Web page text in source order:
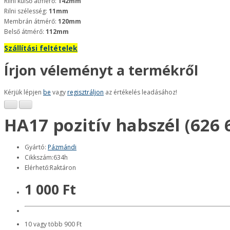
Rilni szélesség: 11mm
Membrán átmérő: 120mm
Belső átmérő: 112mm
Szállítási feltételek
Írjon véleményt a termékről
Kérjük lépjen be vagyregisztráljon az értékelés leadásához!
HA17 pozitív habszél (626
Gyártó: Pázmándi
Cikkszám:634h
Elérhető:Raktáron
1 000 Ft
10 vagy több 900 Ft